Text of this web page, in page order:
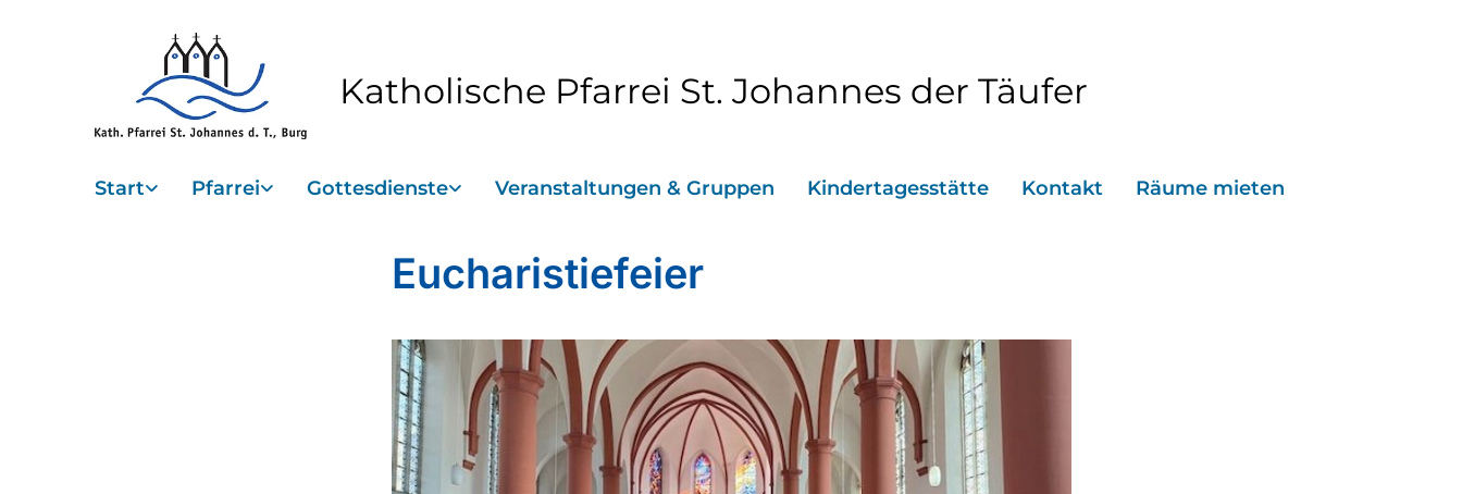
Katholische Pfarrei St. Johannes der Täufer
Start Pfarrei Gottesdienste Veranstaltungen & Gruppen Kindertagesstätte Kontakt Räume mieten
Eucharistiefeier